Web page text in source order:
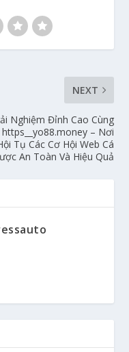
NEXT
Nghiệm Đỉnh Cao Cùng
https__yo88.money – Nơi
Tụ Các Cơ Hội Web Cá
An Toàn Và Hiệu Quả